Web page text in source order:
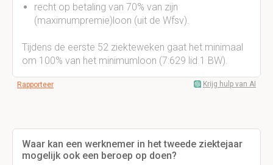
recht op betaling van 70% van zijn
(maximumpremie)loon (uit de Wfsv).
Tijdens de eerste 52 ziekteweken gaat het minimaal
om 100% van het minimumloon (7:629 lid 1 BW).
Rapporteer Krijg hulp van AI
Waar kan een werknemer in het tweede ziektejaar
mogelijk ook een beroep op doen?